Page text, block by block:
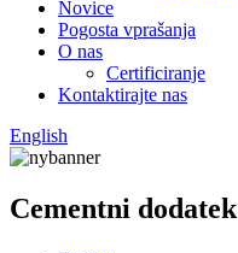
Novice
Pogosta vprašanja
O nas
Certificiranje
Kontaktirajte nas
English
Cementni dodatek